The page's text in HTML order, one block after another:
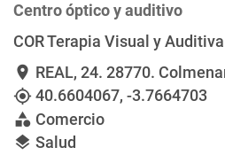
Centro óptico y auditivo
COR Terapia Visual y Auditiva
location_on REAL, 24. 28770.
my_location40.6604067, -3.7664703
category Comercio
layers Salud